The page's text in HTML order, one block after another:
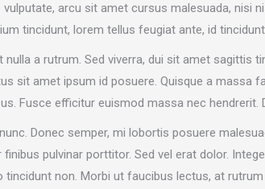
arcu sit amet cursus malesuada, nisi
tincidunt, lorem tellus feugiat ante, id
a rutrum. Sed viverra, dui sit amet sagittis
sit amet ipsum id posuere. Quisque a massa
Fusce efficitur euismod massa nec hendrerit.
Donec semper, mi lobortis posuere
pulvinar porttitor. Sed vel erat dolor.
non. Morbi ut faucibus lectus, at